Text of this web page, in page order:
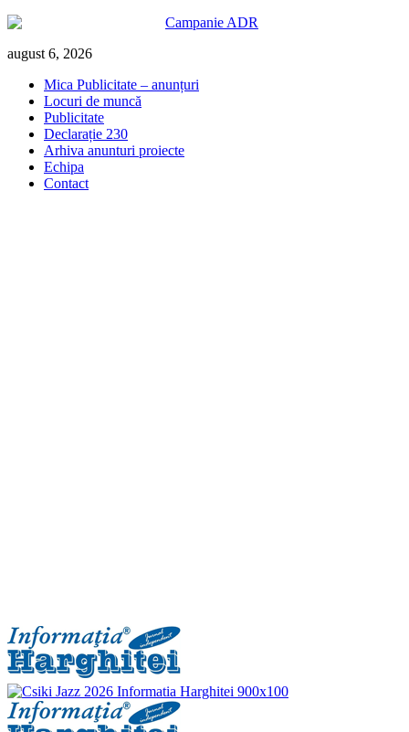
Skip
content
august 6, 2026
Mica Publicitate – anunțuri
Locuri de muncă
Publicitate
Declarație 230
Arhiva anunturi proiecte
Echipa
Contact
Primary
Menu